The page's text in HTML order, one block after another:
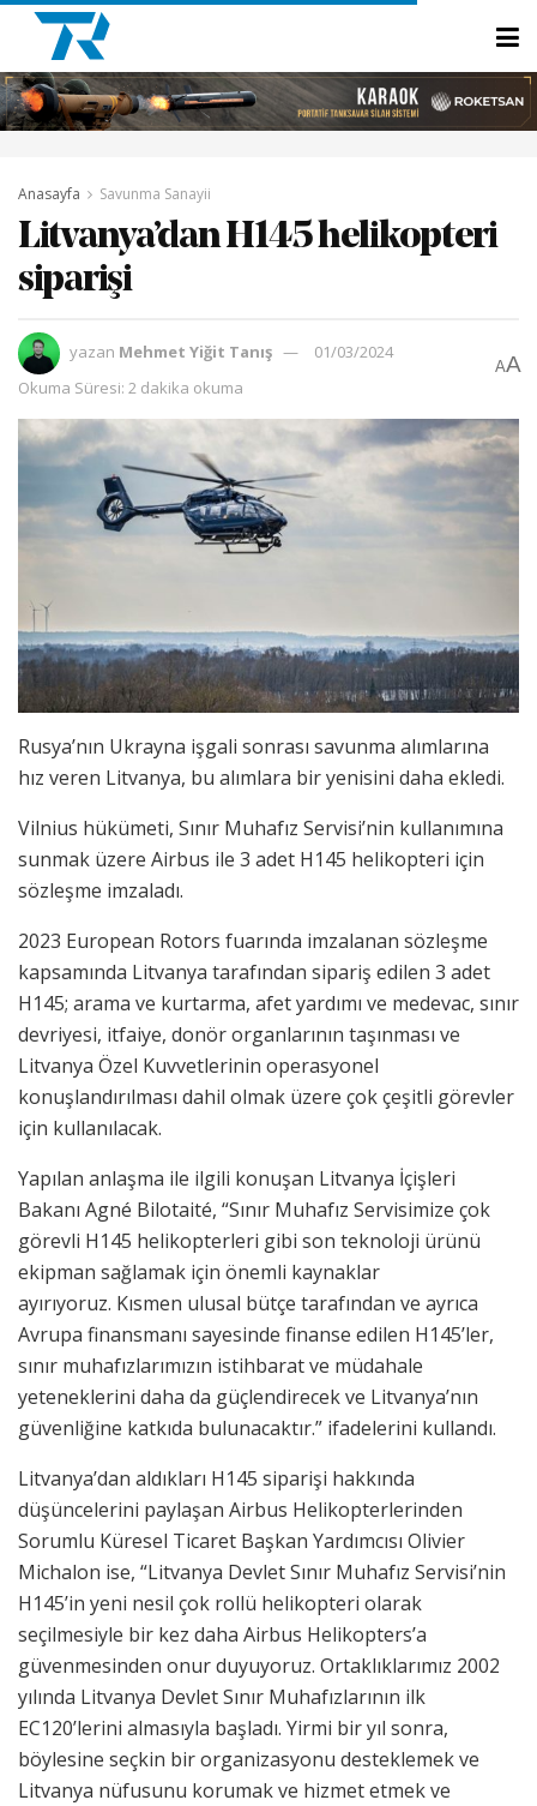
Anasayfa Savunma Sanayii
Litvanya’dan H145 helikopteri
siparişi
yazan Mehmet Yiğit Tanış
01/03/2024
Okuma Süresi: 2 dakika okuma
AA
Rusya’nın Ukrayna işgali sonrası savunma alımlarına
hız veren Litvanya, bu alımlara bir yenisini daha ekledi.
Vilnius hükümeti, Sınır Muhafız Servisi’nin kullanımına
sunmak üzere Airbus ile 3 adet H145 helikopteri için
sözleşme imzaladı.
2023 European Rotors fuarında imzalanan sözleşme
kapsamında Litvanya tarafından sipariş edilen 3 adet
H145; arama ve kurtarma, afet yardımı ve medevac, sınır
devriyesi, itfaiye, donör organlarının taşınması ve
Litvanya Özel Kuvvetlerinin operasyonel
konuşlandırılması dahil olmak üzere çok çeşitli görevler
için kullanılacak.
Yapılan anlaşma ile ilgili konuşan Litvanya İçişleri
Bakanı Agné Bilotaité, “Sınır Muhafız Servisimize çok
görevli H145 helikopterleri gibi son teknoloji ürünü
ekipman sağlamak için önemli kaynaklar
ayırıyoruz. Kısmen ulusal bütçe tarafından ve ayrıca
Avrupa finansmanı sayesinde finanse edilen H145’ler,
sınır muhafızlarımızın istihbarat ve müdahale
yeteneklerini daha da güçlendirecek ve Litvanya’nın
güvenliğine katkıda bulunacaktır.” ifadelerini kullandı.
Litvanya’dan aldıkları H145 siparişi hakkında
düşüncelerini paylaşan Airbus Helikopterlerinden
Sorumlu Küresel Ticaret Başkan Yardımcısı Olivier
Michalon ise, “Litvanya Devlet Sınır Muhafız Servisi’nin
H145’in yeni nesil çok rollü helikopteri olarak
seçilmesiyle bir kez daha Airbus Helikopters’a
güvenmesinden onur duyuyoruz. Ortaklıklarımız 2002
yılında Litvanya Devlet Sınır Muhafızlarının ilk
EC120’lerini almasıyla başladı. Yirmi bir yıl sonra,
böylesine seçkin bir organizasyonu desteklemek ve
Litvanya nüfusunu korumak ve hizmet etmek ve